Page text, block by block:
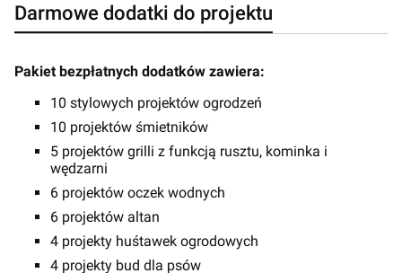
Darmowe dodatki do projektu
Pakiet bezpłatnych dodatków zawiera:
10 stylowych projektów ogrodzeń
10 projektów śmietników
5 projektów grilli z funkcją rusztu, kominka i
wędzarni
6 projektów oczek wodnych
6 projektów altan
4 projekty huśtawek ogrodowych
4 projekty bud dla psów